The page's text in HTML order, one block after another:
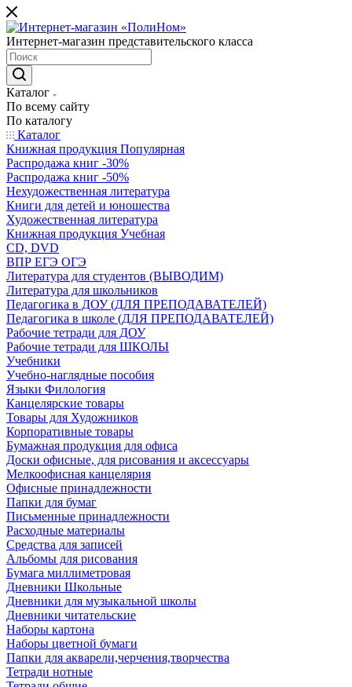
Интернет-магазин представительского класса
Каталог
По всему сайту
По каталогу
Каталог
Книжная продукция Популярная
Распродажа книг -30%
Распродажа книг -50%
Нехудожественная литература
Книги для детей и юношества
Художественная литература
Книжная продукция Учебная
CD, DVD
ВПР ЕГЭ ОГЭ
Литература для студентов (ВЫВОДИМ)
Литература для школьников
Педагогика в ДОУ (ДЛЯ ПРЕПОДАВАТЕЛЕЙ)
Педагогика в школе (ДЛЯ ПРЕПОДАВАТЕЛЕЙ)
Рабочие тетради для ДОУ
Рабочие тетради для ШКОЛЫ
Учебники
Учебно-наглядные пособия
Языки Филология
Канцелярские товары
Товары для Художников
Корпоративные товары
Бумажная продукция для офиса
Доски офисные, для рисования и аксессуары
Мелкоофисная канцелярия
Офисные принадлежности
Папки для бумаг
Письменные принадлежности
Расходные материалы
Средства для записей
Альбомы для рисования
Бумага миллиметровая
Дневники Школьные
Дневники для музыкальной школы
Дневники читательские
Наборы картона
Наборы цветной бумаги
Папки для акварели,черчения,творчества
Тетради нотные